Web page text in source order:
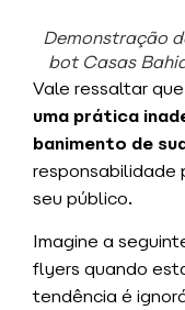
Demonstração
bot Casas
Vale ressaltar que
uma prática
banimento de
responsabilidade
seu público.
Imagine a
flyers quando
tendência é